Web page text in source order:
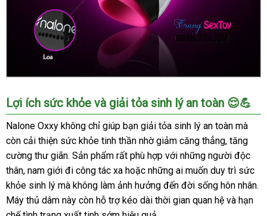
Máy
thủ
dâm
Nalone
Oxxy
kích
thích
mạnh
mẽ
cho
Lợi ích sức khỏe và giải tỏa sinh lý an toàn 😌💪
Nalone Oxxy không chỉ giúp bạn giải tỏa sinh lý an toàn mà
còn cải thiện sức khỏe tinh thần nhờ giảm căng thẳng, tăng
cường thư giãn. Sản phẩm rất phù hợp với những người độc
thân, nam giới đi công tác xa hoặc những ai muốn duy trì sức
khỏe sinh lý mà không làm ảnh hưởng đến đời sống hôn nhân.
Máy thủ dâm này còn hỗ trợ kéo dài thời gian quan hệ và hạn